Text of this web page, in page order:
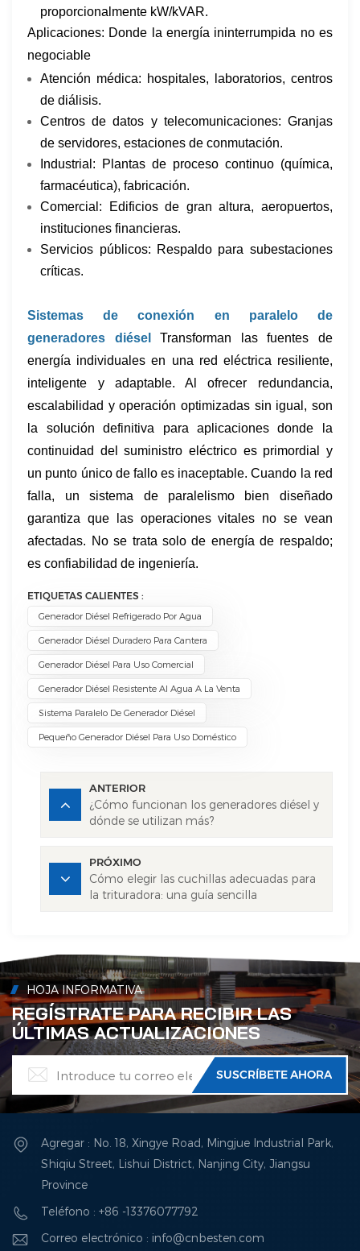
proporcionalmente kW/kVAR.
Aplicaciones: Donde la energía ininterrumpida no es
negociable
Atención médica: hospitales, laboratorios, centros
de diálisis.
Centros de datos y telecomunicaciones: Granjas
de servidores, estaciones de conmutación.
Industrial: Plantas de proceso continuo (química,
farmacéutica), fabricación.
Comercial: Edificios de gran altura, aeropuertos,
instituciones financieras.
Servicios públicos: Respaldo para subestaciones
críticas.
Sistemas de conexión en paralelo de
generadores diésel
Transforman las fuentes de
energía individuales en una red eléctrica resiliente,
inteligente y adaptable. Al ofrecer redundancia,
escalabilidad y operación optimizadas sin igual, son
la solución definitiva para aplicaciones donde la
continuidad del suministro eléctrico es primordial y
un punto único de fallo es inaceptable. Cuando la red
falla, un sistema de paralelismo bien diseñado
garantiza que las operaciones vitales no se vean
afectadas. No se trata solo de energía de respaldo;
es confiabilidad de ingeniería.
ETIQUETAS CALIENTES :
Generador Diésel Refrigerado Por Agua
Generador Diésel Duradero Para Cantera
Generador Diésel Para Uso Comercial
Generador Diésel Resistente Al Agua A La Venta
Sistema Paralelo De Generador Diésel
Pequeño Generador Diésel Para Uso Doméstico
ANTERIOR
¿Cómo funcionan los generadores diésel y
dónde se utilizan más?
PRÓXIMO
Cómo elegir las cuchillas adecuadas para
la trituradora: una guía sencilla
HOJA INFORMATIVA
REGÍSTRATE PARA RECIBIR LAS
ÚLTIMAS ACTUALIZACIONES
Agregar : No. 18, Xingye Road, Mingjue Industrial Park,
Shiqiu Street, Lishui District, Nanjing City, Jiangsu
Province
Teléfono : +86 -13376077792
Correo electrónico : info@cnbesten.com